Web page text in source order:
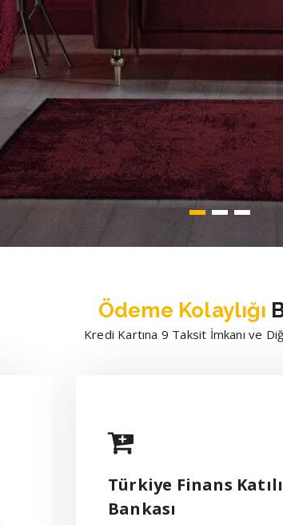
Ödeme Kolaylığı
Kredi Kartına 9 Taksit İmkanı ve
Türkiye Finans
Bankası
Türkiye Finans
70 Bin TL’ye Kadar Faizsiz